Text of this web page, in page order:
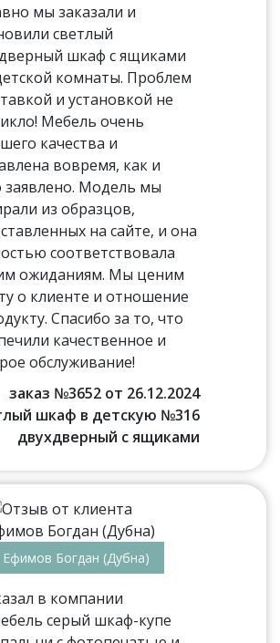
мы заказали и
светлый
шкаф с ящиками
комнаты. Проблем
и установкой не
Мебель очень
качества и
вовремя, как и
заявлено. Модель мы
из образцов,
на сайте, и она
соответствовала
ожиданиям. Мы ценим
о клиенте и отношение
Спасибо за то, что
качественное и
обслуживание!
заказ №3652 от 26.12.2024
шкаф в детскую №316
двухдверный с ящиками
Ефимов Богдан (Дубна)
в компании
серый шкаф-купе